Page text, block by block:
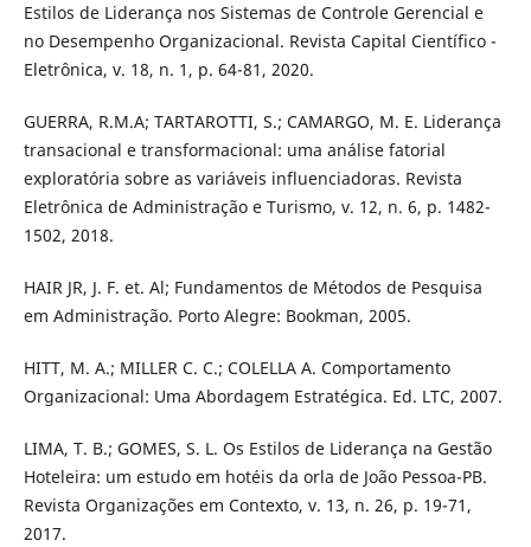
Estilos de Liderança nos Sistemas de Controle Gerencial e
no Desempenho Organizacional. Revista Capital Científico -
Eletrônica, v. 18, n. 1, p. 64-81, 2020.
GUERRA, R.M.A; TARTAROTTI, S.; CAMARGO, M. E. Liderança
transacional e transformacional: uma análise fatorial
exploratória sobre as variáveis influenciadoras. Revista
Eletrônica de Administração e Turismo, v. 12, n. 6, p. 1482-
1502, 2018.
HAIR JR, J. F. et. Al; Fundamentos de Métodos de Pesquisa
em Administração. Porto Alegre: Bookman, 2005.
HITT, M. A.; MILLER C. C.; COLELLA A. Comportamento
Organizacional: Uma Abordagem Estratégica. Ed. LTC, 2007.
LIMA, T. B.; GOMES, S. L. Os Estilos de Liderança na Gestão
Hoteleira: um estudo em hotéis da orla de João Pessoa-PB.
Revista Organizações em Contexto, v. 13, n. 26, p. 19-71,
2017.